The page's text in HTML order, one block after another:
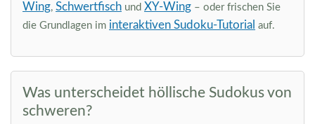
Wing, Schwertfisch und XY-Wing – oder frischen Sie
die Grundlagen im interaktiven Sudoku-Tutorial auf.
Was unterscheidet höllische Sudokus von
schweren?